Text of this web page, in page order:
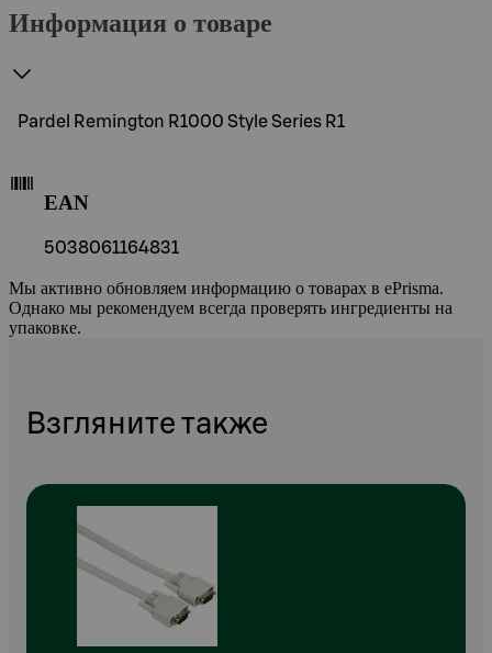
Информация о товаре
Pardel Remington R1000 Style Series R1
EAN
5038061164831
Мы активно обновляем информацию о товарах в ePrisma.
Однако мы рекомендуем всегда проверять ингредиенты на
упаковке.
Взгляните также